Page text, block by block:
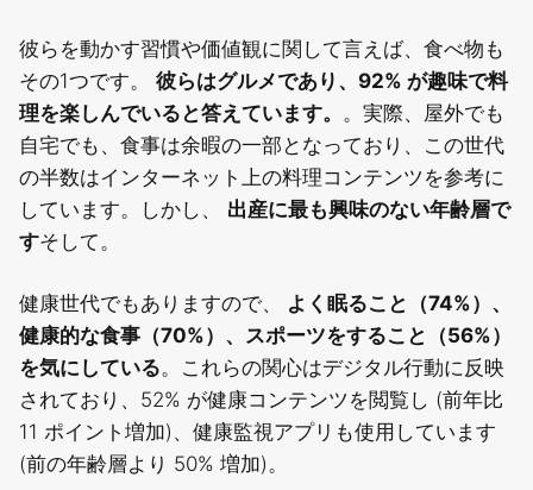
彼らを動かす習慣や価値観に関して言えば、食べ物も
その1つです。 彼らはグルメであり、92% が趣味で料
理を楽しんでいると答えています。 。実際、屋外でも
自宅でも、食事は余暇の一部となっており、この世代
の半数はインターネット上の料理コンテンツを参考に
しています。しかし、 出産に最も興味のない年齢層で
すそして。
健康世代でもありますので、
よく眠ること（74%）、
健康的な食事（70%）、スポーツをすること（56%）
を気にしている。これらの関心はデジタル行動に反映
されており、52% が健康コンテンツを閲覧し (前年比
11 ポイント増加)、健康監視アプリも使用しています
(前の年齢層より 50% 増加)。